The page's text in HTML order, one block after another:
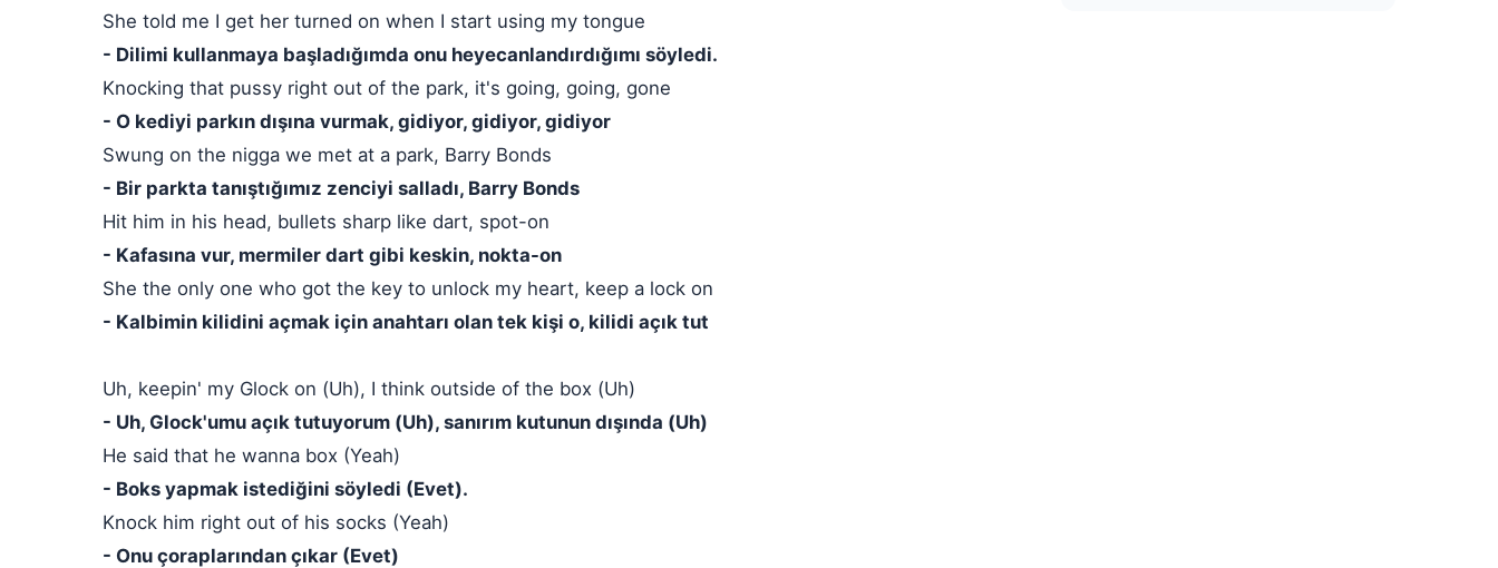
She told me I get her turned on when I start using my tongue
- Dilimi kullanmaya başladığımda onu heyecanlandırdığımı söyledi.
Knocking that pussy right out of the park, it's going, going, gone
- O kediyi parkın dışına vurmak, gidiyor, gidiyor, gidiyor
Swung on the nigga we met at a park, Barry Bonds
- Bir parkta tanıştığımız zenciyi salladı, Barry Bonds
Hit him in his head, bullets sharp like dart, spot-on
- Kafasına vur, mermiler dart gibi keskin, nokta-on
She the only one who got the key to unlock my heart, keep a lock on
- Kalbimin kilidini açmak için anahtarı olan tek kişi o, kilidi açık tut
Uh, keepin' my Glock on (Uh), I think outside of the box (Uh)
- Uh, Glock'umu açık tutuyorum (Uh), sanırım kutunun dışında (Uh)
He said that he wanna box (Yeah)
- Boks yapmak istediğini söyledi (Evet).
Knock him right out of his socks (Yeah)
- Onu çoraplarından çıkar (Evet)